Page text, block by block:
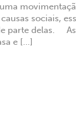
sociais,
parte delas.
e […]